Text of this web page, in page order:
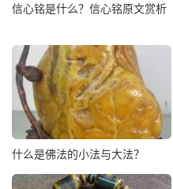
信心铭是什么？信心铭原文赏析
什么是佛法的小法与大法？